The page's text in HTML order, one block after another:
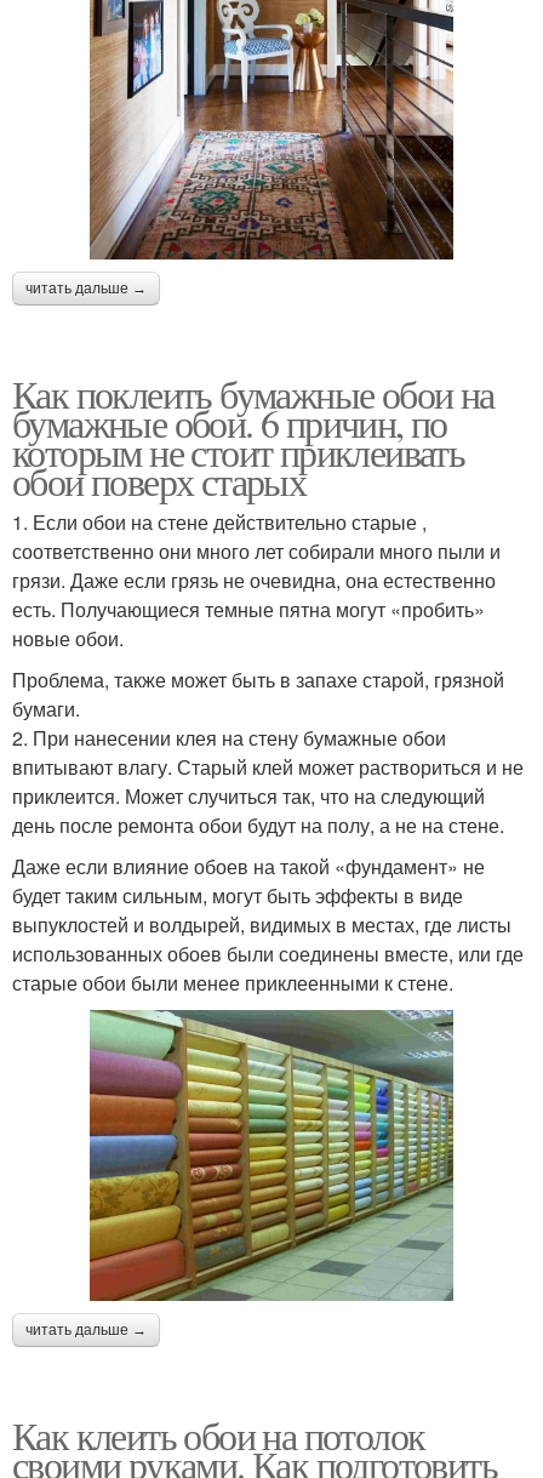
читать дальше →
Как поклеить бумажные обои на
бумажные обои. 6 причин, по
которым не стоит приклеивать
обои поверх старых
1. Если обои на стене действительно старые ,
соответственно они много лет собирали много пыли и
грязи. Даже если грязь не очевидна, она естественно
есть. Получающиеся темные пятна могут «пробить»
новые обои.
Проблема, также может быть в запахе старой, грязной
бумаги.
2. При нанесении клея на стену бумажные обои
впитывают влагу. Старый клей может раствориться и не
приклеится. Может случиться так, что на следующий
день после ремонта обои будут на полу, а не на стене.
Даже если влияние обоев на такой «фундамент» не
будет таким сильным, могут быть эффекты в виде
выпуклостей и волдырей, видимых в местах, где листы
использованных обоев были соединены вместе, или где
старые обои были менее приклеенными к стене.
читать дальше →
Как клеить обои на потолок
своими руками. Как подготовить